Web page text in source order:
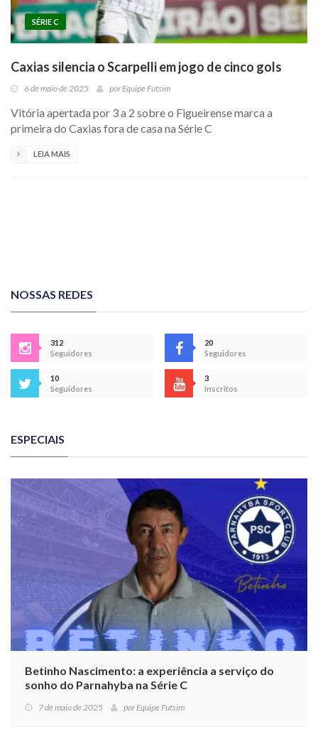
SÉRIE C
Caxias silencia o Scarpelli em jogo de cinco gols
6 de maio de 2025 por Equipe Futsim
Vitória apertada por 3 a 2 sobre o Figueirense marca a
primeira do Caxias fora de casa na Série C
LEIA MAIS
NOSSAS REDES
312
Seguidores
20
Seguidores
10
Seguidores
3
Inscritos
ESPECIAIS
Betinho Nascimento: a experiência a serviço do
sonho do Parnahyba na Série C
7 de maio de 2025 por Equipe Futsim